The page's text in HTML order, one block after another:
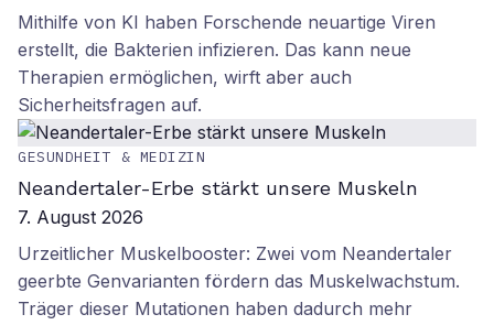
Mithilfe von KI haben Forschende neuartige Viren
erstellt, die Bakterien infizieren. Das kann neue
Therapien ermöglichen, wirft aber auch
Sicherheitsfragen auf.
GESUNDHEIT & MEDIZIN
Neandertaler-Erbe stärkt unsere Muskeln
7. August 2026
Urzeitlicher Muskelbooster: Zwei vom Neandertaler
geerbte Genvarianten fördern das Muskelwachstum.
Träger dieser Mutationen haben dadurch mehr